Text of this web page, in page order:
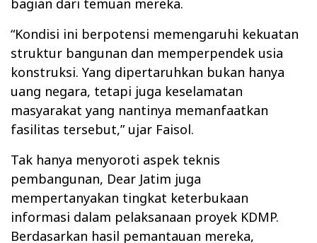
“Kondisi ini berpotensi memengaruhi kekuatan
struktur bangunan dan memperpendek usia
konstruksi. Yang dipertaruhkan bukan hanya
uang negara, tetapi juga keselamatan
masyarakat yang nantinya memanfaatkan
fasilitas tersebut,”ujar Faisol.
Tak hanya menyoroti aspek teknis
pembangunan, Dear Jatim juga
mempertanyakan tingkat keterbukaan
informasi dalam pelaksanaan proyek KDMP.
Berdasarkan hasil pemantauan mereka,